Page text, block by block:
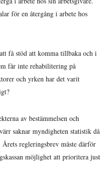
för en återgång i arbete hos
få stöd att komma tillbaka och i
får inte rehabilitering på
och yrken har det varit
av bestämmelsen och
saknar myndigheten statistik då
regleringsbrev måste därför
möjlighet att prioritera just